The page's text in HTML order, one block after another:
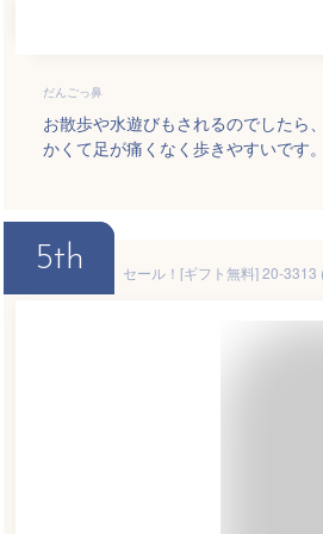
だんごっ鼻
お散歩や水遊びもされるのでしたら
かくて足が痛くなく歩きやすいです
5th